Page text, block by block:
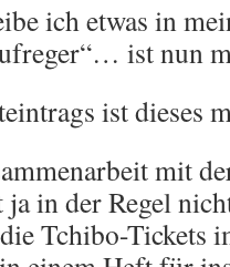
ich etwas in
ist nun
ist dieses
mit
in der Regel
Tchibo-Tickets